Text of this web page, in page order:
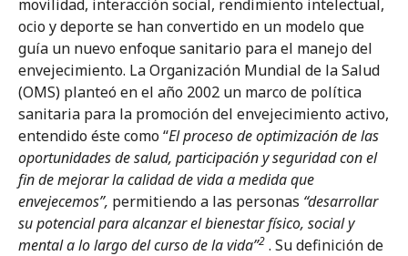
equilibrio
Tema 5
Consecuencias no auditivas asociadas a
la presbiacusia y a los trastornos del
equilibrio
Tema 6
Impacto positivo de la intervención
precoz de la hipoacusia y de las
alteraciones del equilibrio en las
personas mayores: Consideraciones
movilidad, interacción social, rendimiento intelectual,
ocio y deporte se han convertido en un modelo que
guía un nuevo enfoque sanitario para el manejo del
envejecimiento. La Organización Mundial de la Salud
(OMS) planteó en el año 2002 un marco de política
sanitaria para la promoción del envejecimiento activo,
entendido éste como “El proceso de optimización de las
oportunidades de salud, participación y seguridad con el
fin de mejorar la calidad de vida a medida que
envejecemos”, permitiendo a las personas “desarrollar
su potencial para alcanzar el bienestar físico, social y
mental a lo largo del curso de la vida”2 . Su definición de